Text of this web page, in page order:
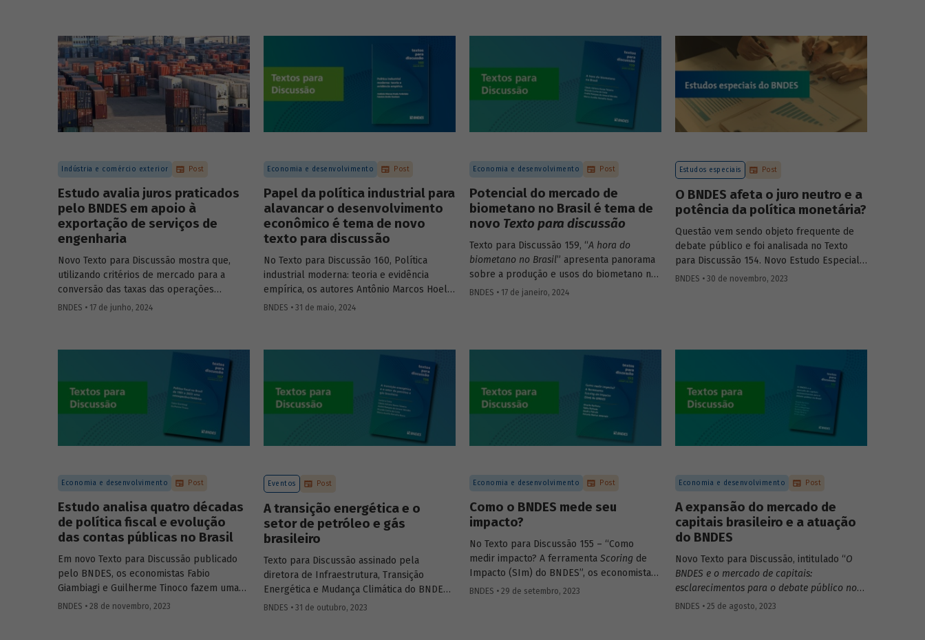
contribuir para que se compreenda melhor
o desempenho do BNDES, o estudo buscar
ser mais um veículo de prestação de
contas da instituição.
reduzidos, apresentando seus históricos,
discutindo seus custos e suas fontes de
financiamento e descrevendo seus
Indústria e comércio exterior Post
Estudo avalia juros praticados
pelo BNDES em apoio à
exportação de serviços de
engenharia
Novo Texto para Discussão mostra que,
utilizando critérios de mercado para a
conversão das taxas das operações
(denominadas em dólar) em taxas
estiveram em linha com a taxa Selic – em
BNDES • 17 de junho, 2024
Economia e desenvolvimento Post
Papel da política industrial para
alavancar o desenvolvimento
econômico é tema de novo
texto para discussão
No Texto para Discussão 160, Política
industrial moderna: teoria e evidência
empírica, os autores Antônio Marcos Hoelz
Ambrózio e Fabricio Brollo Dunham
tema e explorando casos de políticas
BNDES • 31 de maio, 2024
Economia e desenvolvimento Post
Potencial do mercado de
biometano no Brasil é tema de
novo Texto para discussão
Texto para Discussão 159, “A hora do
biometano no Brasil” apresenta panorama
sobre a produção e usos do biometano no
país e no mundo, destacando
BNDES • 17 de janeiro, 2024
Estudos especiais Post
O BNDES afeta o juro neutro e a
potência da política monetária?
Questão vem sendo objeto frequente de
debate público e foi analisada no Texto
para Discussão 154. Novo Estudo Especial
do BNDES apresenta de maneira breve e
BNDES • 30 de novembro, 2023
Economia e desenvolvimento Post
Estudo analisa quatro décadas
de política fiscal e evolução
das contas públicas no Brasil
Em novo Texto para Discussão publicado
pelo BNDES, os economistas Fabio
Giambiagi e Guilherme Tinoco fazem uma
resenha histórica da evolução das contas
BNDES • 28 de novembro, 2023
Eventos Post
A transição energética e o
setor de petróleo e gás
brasileiro
Texto para Discussão assinado pela
diretora de Infraestrutura, Transição
Energética e Mudança Climática do BNDES
Luciana Costa e por técnicos da Área de
BNDES • 31 de outubro, 2023
Economia e desenvolvimento Post
Como o BNDES mede seu
impacto?
No Texto para Discussão 155 – “Como
medir impacto? A ferramenta Scoring de
Impacto (SIm) do BNDES”, os economistas
Ricardo Barboza, Fábio Roitman, Sandro
BNDES • 29 de setembro, 2023
Economia e desenvolvimento Post
A expansão do mercado de
capitais brasileiro e a atuação
do BNDES
Novo Texto para Discussão, intitulado “O
BNDES e o mercado de capitais:
esclarecimentos para o debate público no
Brasil ”, apresenta e discute alguns pontos
BNDES • 25 de agosto, 2023